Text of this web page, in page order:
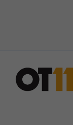
contenuto